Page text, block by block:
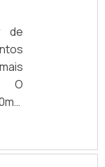
de
O
e